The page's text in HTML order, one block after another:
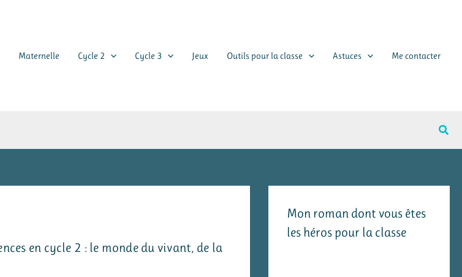
Maternelle Cycle 2 Cycle 3 Jeux Outils pour la classe Astuces Me contacter
en cycle 2 : le monde du vivant, de la
Mon roman dont vous êtes
les héros pour la classe